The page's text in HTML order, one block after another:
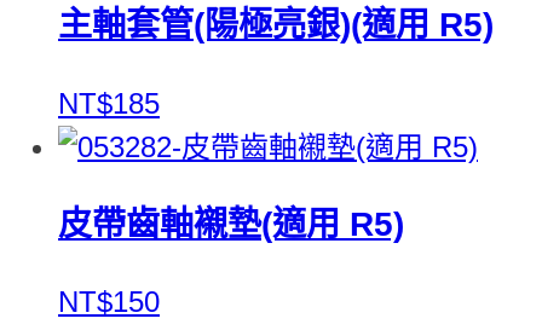
主軸套管(陽極亮銀)(適用 R5)
NT$185
皮帶齒軸襯墊(適用 R5)
NT$150